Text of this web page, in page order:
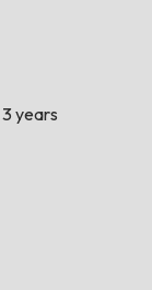
years